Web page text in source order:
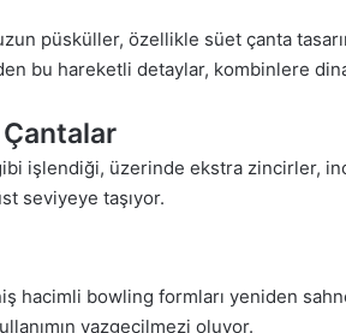
püsküller, özellikle süet çanta
bu hareketli detaylar, kombinlere
işlendiği, üzerinde ekstra zincirler,
seviyeye taşıyor.
hacimli bowling formları yeniden
vazgeçilmezi oluyor.